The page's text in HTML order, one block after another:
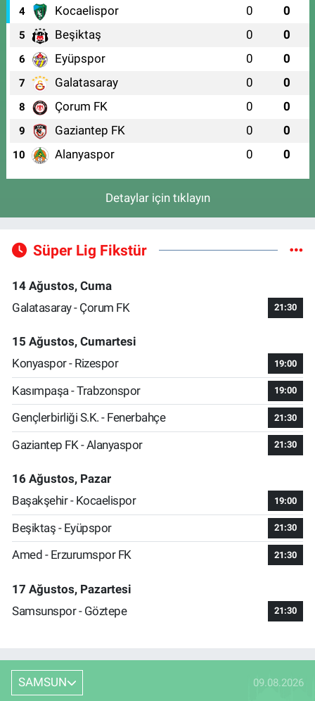
4 Kocaelispor 0 0
5 Beşiktaş 0 0
6 Eyüpspor 0 0
7 Galatasaray 0 0
8 Çorum FK 0 0
9 Gaziantep FK 0 0
10 Alanyaspor 0 0
Detaylar için tıklayın
Süper Lig Fikstür
14 Ağustos, Cuma
Galatasaray - Çorum FK
21:30
15 Ağustos, Cumartesi
Konyaspor - Rizespor
19:00
Kasımpaşa - Trabzonspor 19:00
Gençlerbirliği S.K. - Fenerbahçe 21:30
Gaziantep FK - Alanyaspor 21:30
16 Ağustos, Pazar
Başakşehir - Kocaelispor
19:00
Beşiktaş - Eyüpspor 21:30
Amed - Erzurumspor FK 21:30
17 Ağustos, Pazartesi
Samsunspor - Göztepe
21:30
SAMSUN 09.08.2026